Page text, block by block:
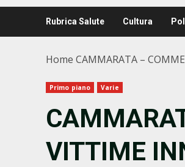
Rubrica Salute Cultura
Home CAMMARATA –
Primo piano Varie
VITTIME